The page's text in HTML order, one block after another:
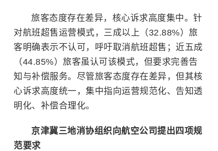
旅客态度存在差异，核心诉求高度集中。针
对航班超售运营模式，三成以上（32.88%）旅
客明确表示不认可，呼吁取消航班超售；近五成
（44.85%）旅客虽认可该模式，但要求完善告
知与补偿服务。尽管旅客态度存在差异，但其核
心诉求高度统一，集中指向运营规范化、告知透
明化、补偿合理化。
京津冀三地消协组织向航空公司提出四项规
范要求